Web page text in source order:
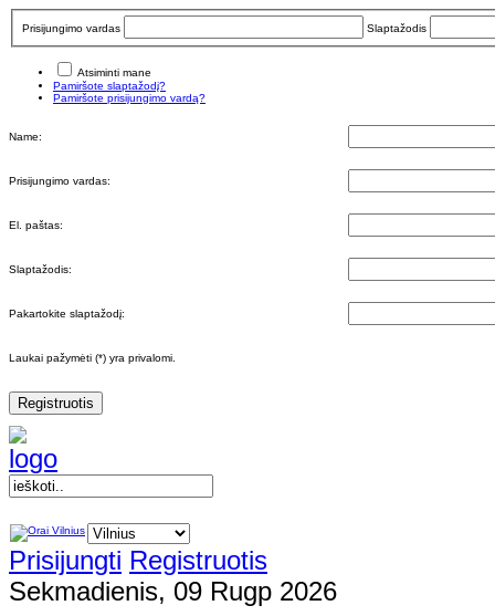
Prisijungimo vardas Slaptažodis
Atsiminti mane
Pamiršote slaptažodį?
Pamiršote prisijungimo vardą?
Name:
Prisijungimo vardas:
El. paštas:
Slaptažodis:
Pakartokite slaptažodį:
Laukai pažymėti (*) yra privalomi.
Registruotis
Prisijungti Registruotis
Sekmadienis, 09 Rugp 2026